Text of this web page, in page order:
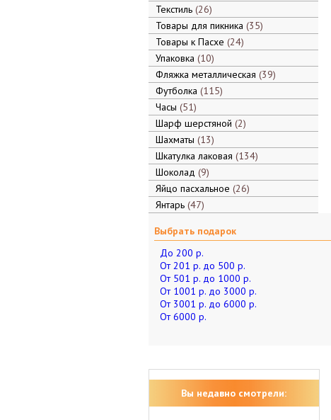
Текстиль 26
Товары для пикника 35
Товары к Пасхе 24
Упаковка 10
Фляжка металлическая 39
Футболка 115
Часы 51
Шарф шерстяной 2
Шахматы 13
Шкатулка лаковая 134
Шоколад 9
Яйцо пасхальное 26
Янтарь 47
Выбрать подарок
До 200 р.
От 201 р. до 500 р.
От 501 р. до 1000 р.
От 1001 р. до 3000 р.
От 3001 р. до 6000 р.
От 6000 р.
Вы недавно смотрели: